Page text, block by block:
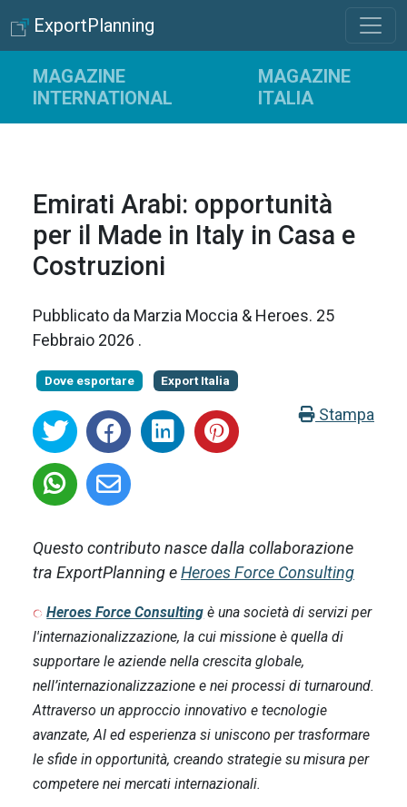
ExportPlanning
MAGAZINE
INTERNATIONAL
MAGAZINE
ITALIA
Emirati Arabi: opportunità
per il Made in Italy in Casa e
Costruzioni
Pubblicato da Marzia Moccia & Heroes. 25
Febbraio 2026 .
Dove esportare Export Italia
Stampa
Questo contributo nasce dalla collaborazione
tra ExportPlanning eHeroes Force Consulting
Heroes Force Consulting è una società di servizi per
l'internazionalizzazione, la cui missione è quella di
supportare le aziende nella crescita globale,
nell’internazionalizzazione e nei processi di turnaround.
Attraverso un approccio innovativo e tecnologie
avanzate, AI ed esperienza si uniscono per trasformare
le sfide in opportunità, creando strategie su misura per
competere nei mercati internazionali.